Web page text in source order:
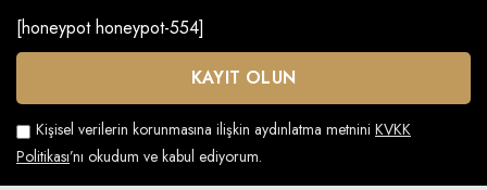
[honeypot honeypot-554]
Kişisel verilerin korunmasına ilişkin aydınlatma metnini KVKK
Politikası’nı okudum ve kabul ediyorum.